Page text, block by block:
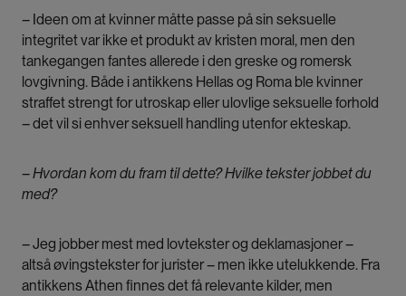
– Ideen om at kvinner måtte passe på sin seksuelle
integritet var ikke et produkt av kristen moral, men den
tankegangen fantes allerede i den greske og romersk
lovgivning. Både i antikkens Hellas og Roma ble kvinner
straffet strengt for utroskap eller ulovlige seksuelle forhold
–det vil si enhver seksuell handling utenfor ekteskap.
– Hvordan kom du fram til dette? Hvilke tekster jobbet du
med?
–Jeg jobber mest med lovtekster og deklamasjoner –
altså øvingstekster for jurister – men ikke utelukkende. Fra
antikkens Athen finnes det få relevante kilder, men